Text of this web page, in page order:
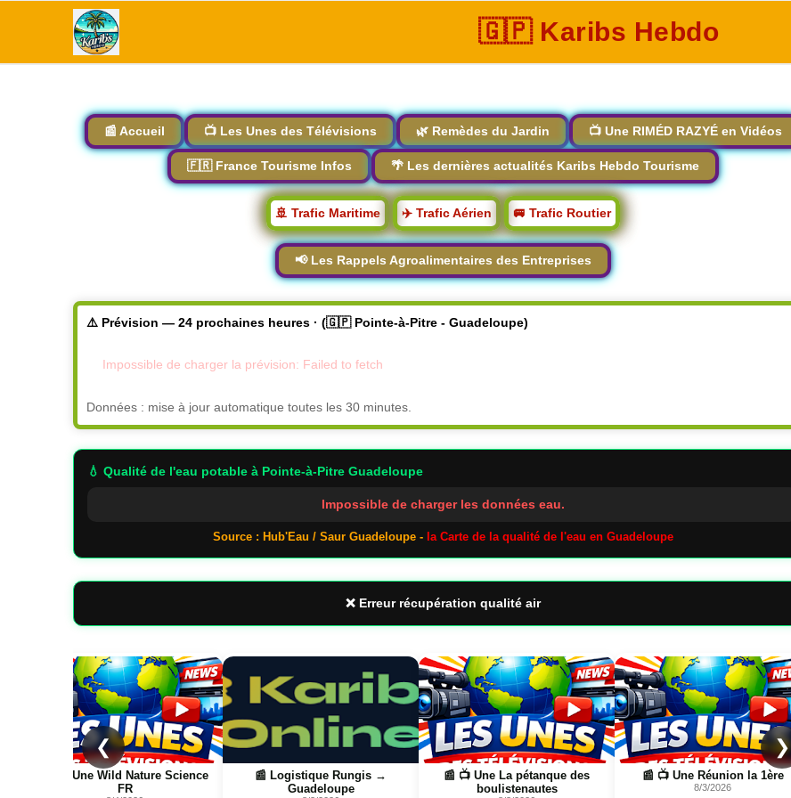
🇬🇵 Karibs Hebdo
📰 Accueil 📺 Les Unes des Télévisions 🌿 Remèdes du Jardin 📺 Une RIMÉD RAZYÉ en Vidéos
🇫🇷 France Tourisme Infos 🌴 Les dernières actualités Karibs Hebdo Tourisme
🚢 Trafic Maritime ✈️ Trafic Aérien 🚐 Trafic Routier
📢 Les Rappels Agroalimentaires des Entreprises
⚠️ Prévision — 24 prochaines heures · (🇬🇵 Pointe-à-Pitre - Guadeloupe)
Impossible de charger la prévision: Failed to fetch
Données : mise à jour automatique toutes les 30 minutes.
💧 Qualité de l'eau potable à Pointe-à-Pitre Guadeloupe
Impossible de charger les données eau.
Source : Hub'Eau / Saur Guadeloupe - la Carte de la qualité de l'eau en Guadeloupe
❌ Erreur récupération qualité air
❮
📰 📺 Une Wild Nature Science
FR
📰 Logistique Rungis →
Guadeloupe
Page
📰 📺 Une La pétanque des
boulistenautes
Page
📰 📺 Une Réunion la 1ère
8/3/2026
❯